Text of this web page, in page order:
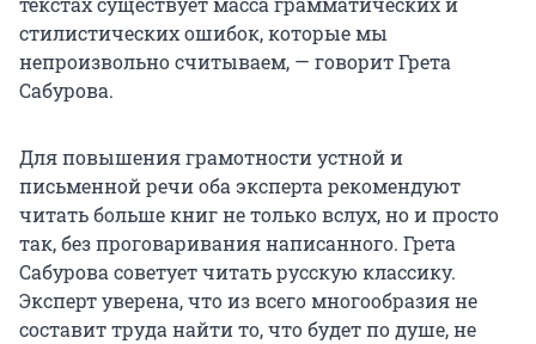
стилистических ошибок, которые мы
непроизвольно считываем, — говорит Грета
Сабурова.
Для повышения грамотности устной и
письменной речи оба эксперта рекомендуют
читать больше книг не только вслух, но и просто
так, без проговаривания написанного. Грета
Сабурова советует читать русскую классику.
Эксперт уверена, что из всего многообразия не
составит труда найти то, что будет по душе, не